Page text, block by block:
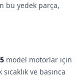
bu yedek parça,
model motorlar için
ve basınca